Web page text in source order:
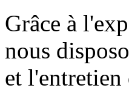
Grâce à
nous
et